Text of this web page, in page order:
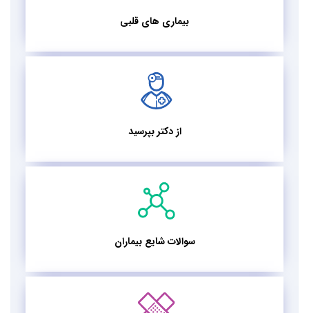
بیماری های قلبی
از دکتر بپرسید
سوالات شایع بیماران